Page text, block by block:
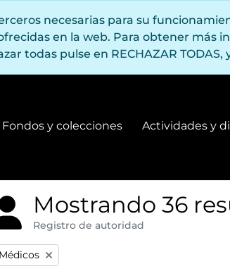
necesarias para su
en la web. Para obtener más
todas pulse en RECHAZAR
Fondos y colecciones
Fondos y colecciones
Actividades y
Mostrando 36
Registro de autoridad
Remove filter:
Médicos